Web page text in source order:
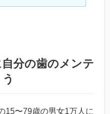
分の歯のメンテ
15〜79歳の男女1万人に